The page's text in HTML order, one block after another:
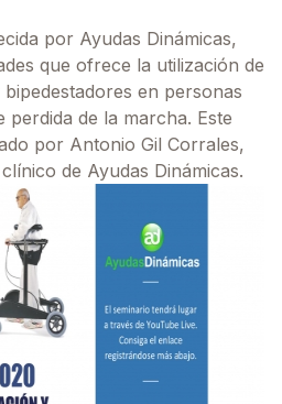
por Ayudas Dinámicas,
que ofrece la utilización de
en personas
de la marcha. Este
por Antonio Gil Corrales,
de Ayudas Dinámicas.